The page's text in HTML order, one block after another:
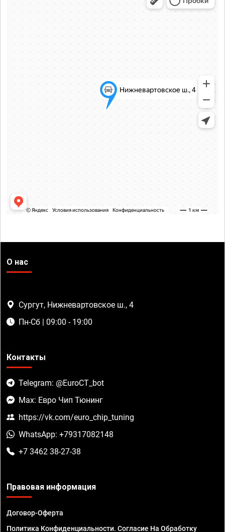
О нас
Сургут, Нижневартовское ш., 4
Пн-Сб | 09:00 - 19:00
Контакты
Telegram: @EuroCT_bot
Max: Евро Чип Тюнинг
https://vk.com/euro_chip_tuning
WhatsApp: +79317082148
+7 3462 38-27-38
Правовая информация
Договор-Оферта
Политика Конфиденциальности. Согласие На Обработку